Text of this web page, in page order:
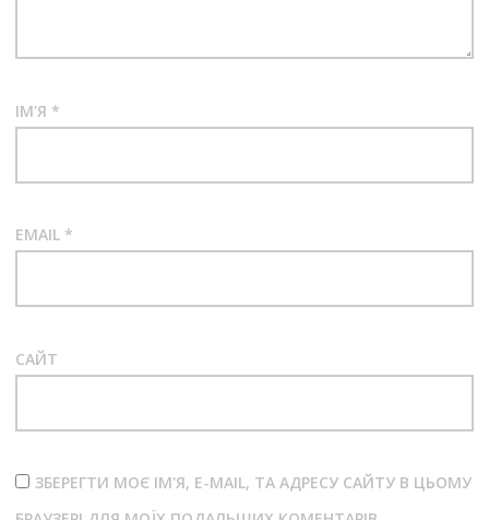
ІМ'Я *
EMAIL *
САЙТ
ЗБЕРЕГТИ МОЄ ІМ'Я, E-MAIL, ТА АДРЕСУ САЙТУ В ЦЬОМУ